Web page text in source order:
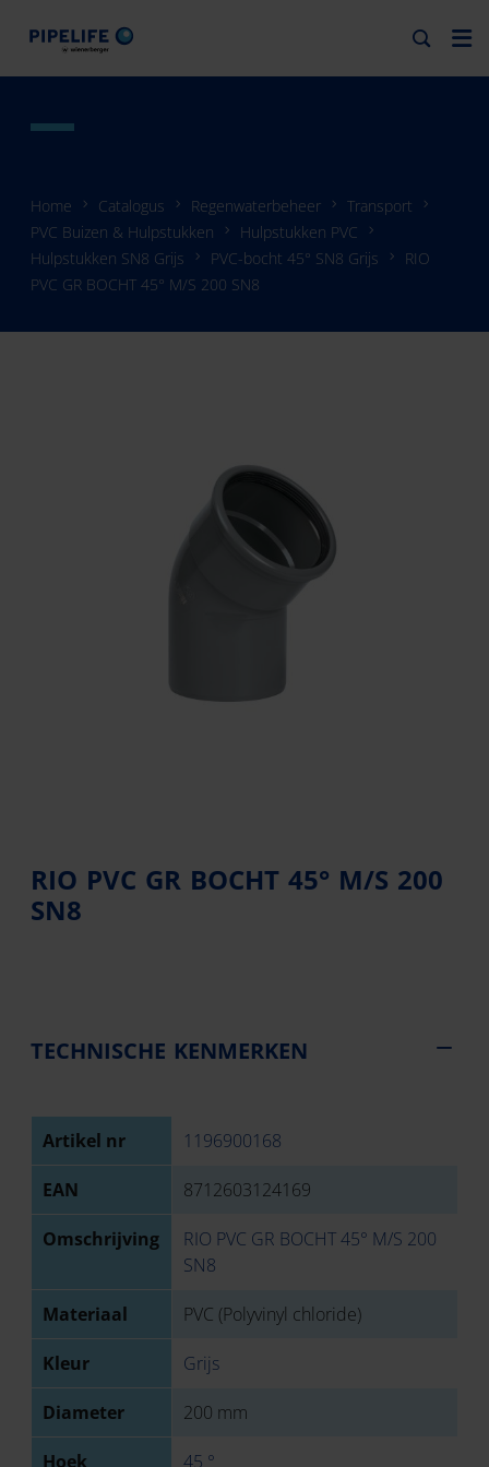
Home Catalogus Regenwaterbeheer
Transport
PVC Buizen & Hulpstukken
Hulpstukken PVC
Hulpstukken SN8 Grijs
PVC-bocht 45° SN8 Grijs
RIO
PVC GR BOCHT 45° M/S 200 SN8
RIO PVC GR BOCHT 45° M/S 200
SN8
TECHNISCHE KENMERKEN
Artikel nr 1196900168
EAN 8712603124169
Omschrijving
RIO PVC GR BOCHT 45° M/S 200
SN8
Materiaal PVC (Polyvinyl chloride)
Kleur Grijs
Diameter 200 mm
Hoek 45 °